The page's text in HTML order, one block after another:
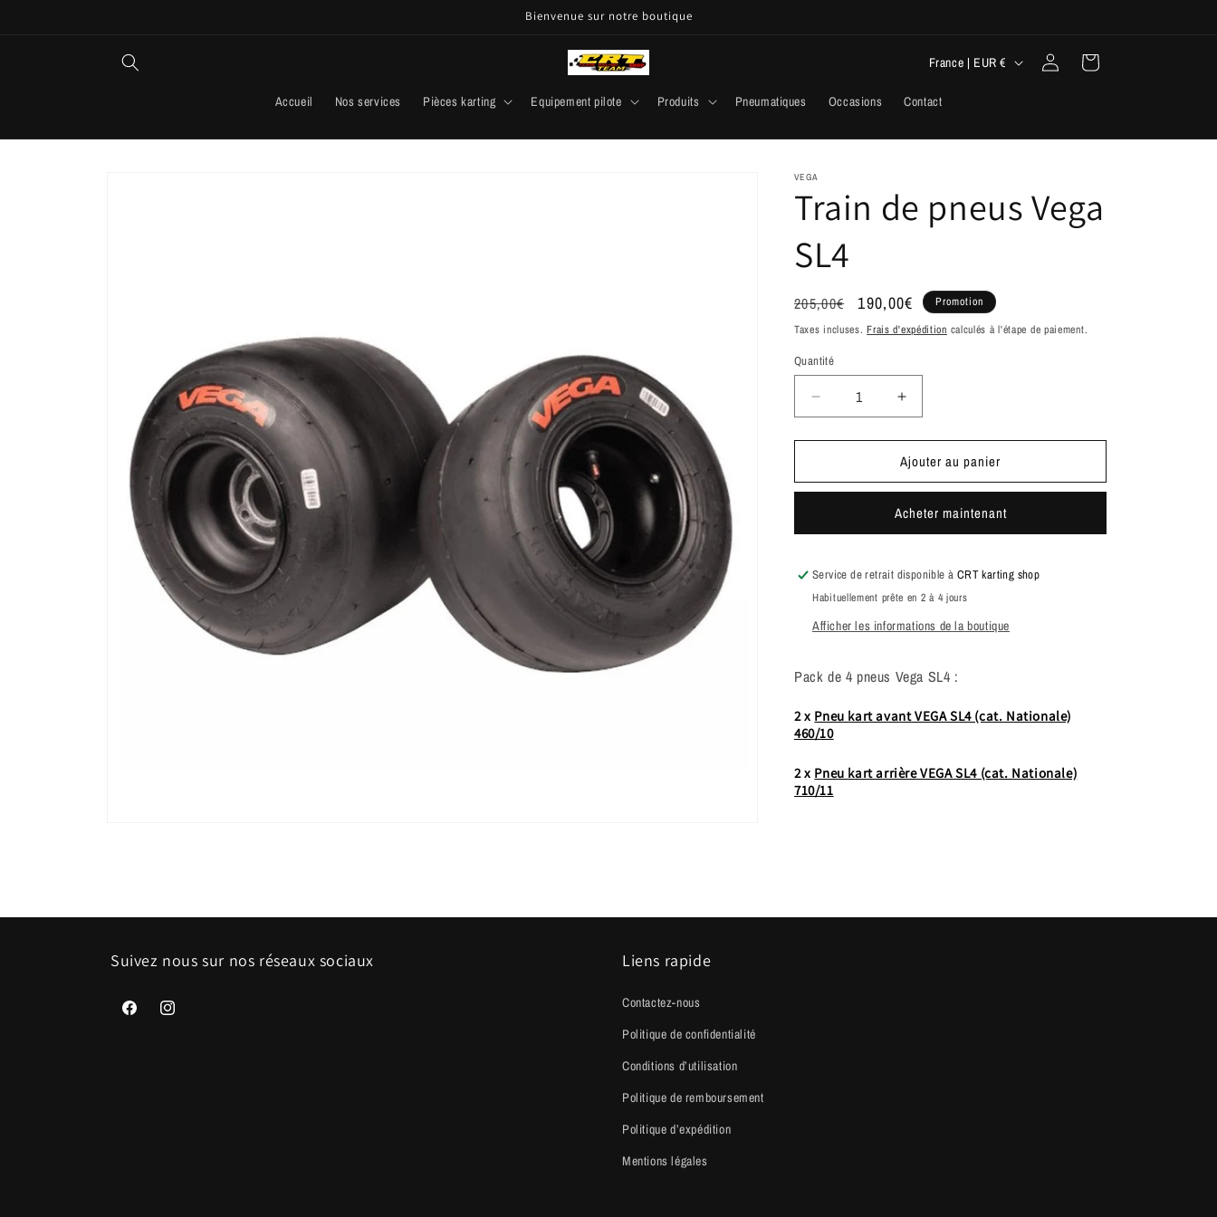
Bienvenue sur notre boutique
Accueil Nos services Pièces karting Equipement pilote Produits Pneumatiques Occasions Contact
y
s
r
é
o
n
France | EUR € Connexion Panier
VEGA
Train de pneus Vega
SL4
Prix
habituel
205,00€
Prix
promotionnel
190,00€
Promotion
Taxes incluses.Frais d'expédition calculés à l'étape de paiement.
Quantité
Réduire
la
quantité
Train
Vega
Augmenter
la
quantité
de
Train
pneus
Vega
Ajouter au panier
Acheter maintenant
Service de retrait disponible à CRT karting shop
Habituellement prête en 2 à 4 jours
Afficher les informations de la boutique
Pack de 4 pneus Vega SL4 :
2 x Pneu kart avant VEGA SL4 (cat. Nationale)
460/10
2 x Pneu kart arrière VEGA SL4 (cat. Nationale)
710/11
Suivez nous sur nos réseaux sociaux
FacebookInstagram
Liens rapide
Contactez-nous
Politique de confidentialité
Conditions d’utilisation
Politique de remboursement
Politique d’expédition
Mentions légales